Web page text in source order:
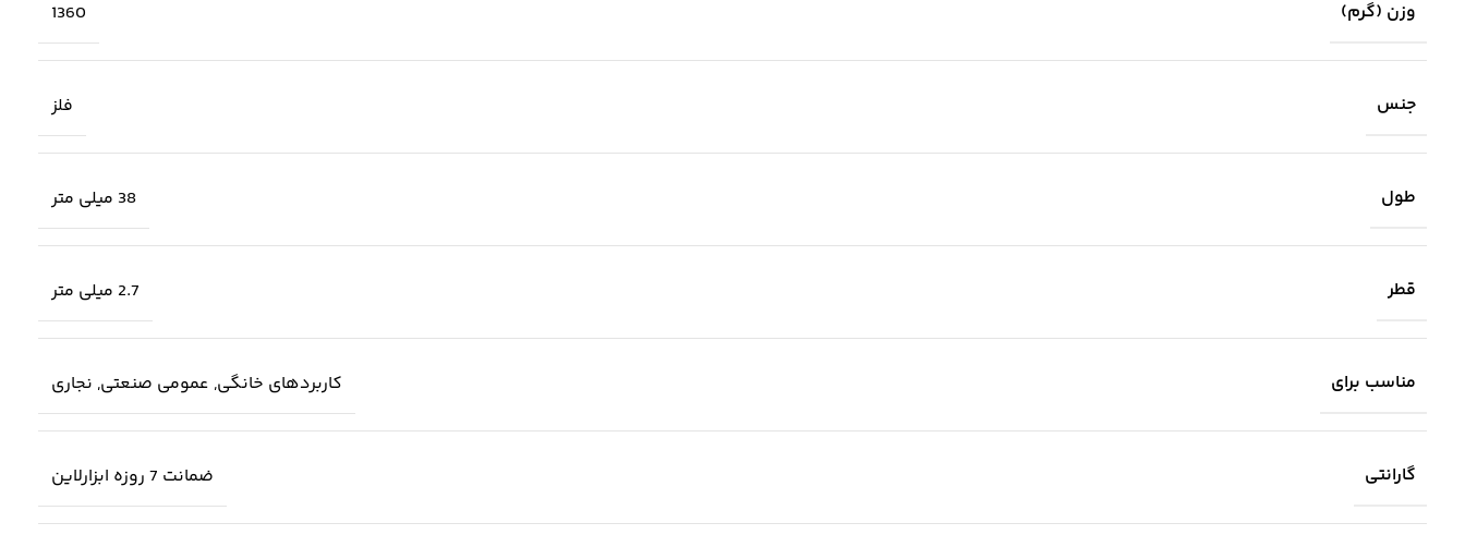
وزن (گرم) 1360
جنس فلز
طول 38 میلی متر
قطر 2.7 میلی متر
مناسب برای کاربردهای خانگی, عمومی صنعتی, نجاری
گارانتی ضمانت 7 روزه ابزارلاین